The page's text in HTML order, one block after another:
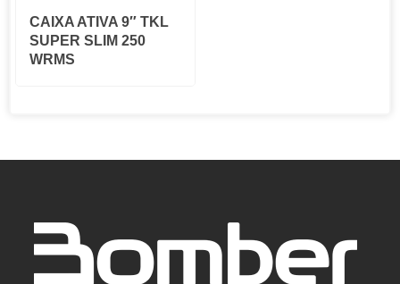
CAIXA ATIVA 9″ TKL
SUPER SLIM 250
WRMS